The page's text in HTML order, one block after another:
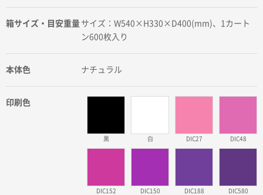
箱サイズ・目安重量 サイズ：W540×H330×D400(mm)、1カート
ン600枚入り
本体色 ナチュラル
印刷色
黒 白 DIC27 DIC48
DIC152 DIC150 DIC188 DIC580